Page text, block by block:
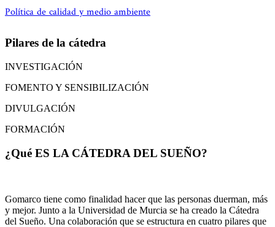
Política de calidad y medio ambiente
Pilares de la cátedra
INVESTIGACIÓN
FOMENTO Y SENSIBILIZACIÓN
DIVULGACIÓN
FORMACIÓN
¿Qué ES LA CÁTEDRA DEL SUEÑO?
Gomarco tiene como finalidad hacer que las personas duerman, más
y mejor. Junto a la Universidad de Murcia se ha creado la Cátedra
del Sueño. Una colaboración que se estructura en cuatro pilares que